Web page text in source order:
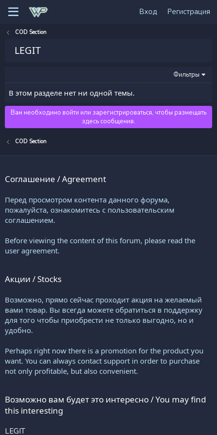
Вход Регистрация
COD Section
LEGIT
Фильтры
В этом разделе нет ни одной темы.
Вам необходимо войти или зарегистрироваться, чтобы размещать
здесь сообщения.
COD Section
Соглашение / Agreement
Перед просмотром контента данного форума,
пожалуйста, ознакомитесь с пользовательским
соглашением.
Before viewing the content of this forum, please read the
user agreement.
Акции / Stocks
Возможно, прямо сейчас проходит акция на желаемый
вами товар. Вы всегда можете обратиться в поддержку
для того чтобы приобрести не только выгодно, но и
удобно.
Perhaps right now there is a promotion for the product you
want. You can always contact support in order to purchase
not only profitable, but also convenient.
Возможно вам будет это интересно / You may find
this interesting
LEGIT